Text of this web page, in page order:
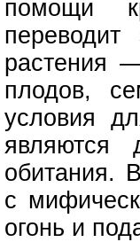
помощи
растения
плодов,
условия
являются
обитания.
с
огонь и